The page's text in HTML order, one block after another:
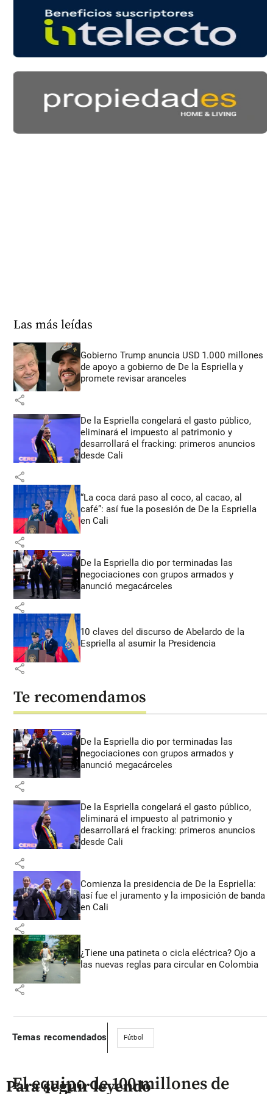
Las más leídas
Gobierno Trump anuncia USD 1.000 millones
de apoyo a gobierno de De la Espriella y
promete revisar aranceles
share
De la Espriella congelará el gasto público,
eliminará el impuesto al patrimonio y
desarrollará el fracking: primeros anuncios
desde Cali
share
“La coca dará paso al coco, al cacao, al
café”: así fue la posesión de De la Espriella
en Cali
share
De la Espriella dio por terminadas las
negociaciones con grupos armados y
anunció megacárceles
share
10 claves del discurso de Abelardo de la
Espriella al asumir la Presidencia
share
Te recomendamos
De la Espriella dio por terminadas las
negociaciones con grupos armados y
anunció megacárceles
share
De la Espriella congelará el gasto público,
eliminará el impuesto al patrimonio y
desarrollará el fracking: primeros anuncios
desde Cali
share
Comienza la presidencia de De la Espriella:
así fue el juramento y la imposición de banda
en Cali
share
¿Tiene una patineta o cicla eléctrica? Ojo a
las nuevas reglas para circular en Colombia
share
Temas recomendados Fútbol
Para seguir leyendo
El equipo de 100 millones de